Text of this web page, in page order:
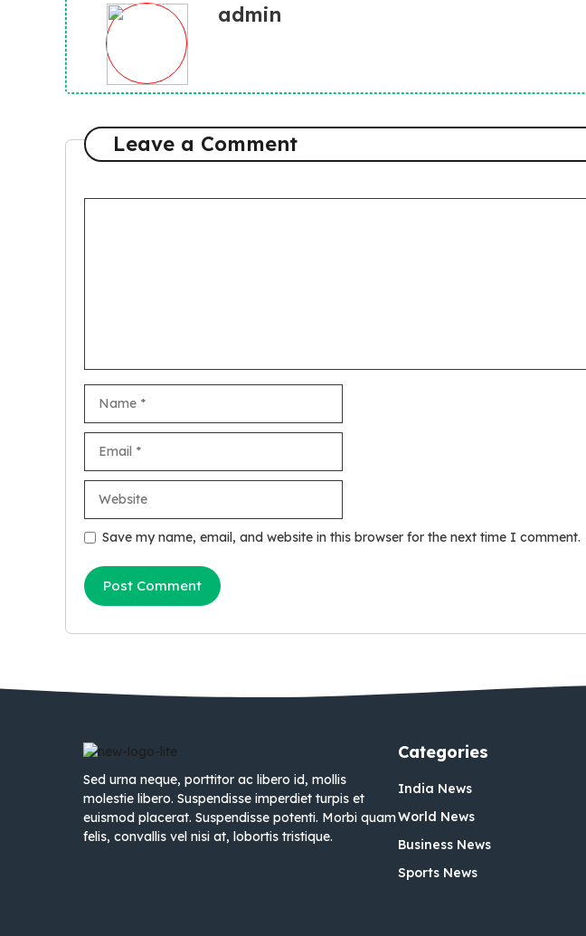
admin
Leave a Comment
Save my name, email, and website in this browser for the next time I comment.
Sed urna neque, porttitor ac libero id, mollis
molestie libero. Suspendisse imperdiet turpis et
euismod placerat. Suspendisse potenti. Morbi quam
felis, convallis vel nisi at, lobortis tristique.
Categories
India News
World News
Business News
Sports News